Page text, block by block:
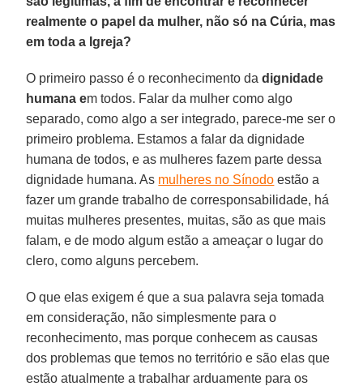
realmente o papel da mulher, não só na Cúria, mas
em toda a Igreja?
O primeiro passo é o reconhecimento dadignidade
humana em todos. Falar da mulher como algo
separado, como algo a ser integrado, parece-me ser o
primeiro problema. Estamos a falar da dignidade
humana de todos, e as mulheres fazem parte dessa
dignidade humana. As mulheres no Sínodo estão a
fazer um grande trabalho de corresponsabilidade, há
muitas mulheres presentes, muitas, são as que mais
falam, e de modo algum estão a ameaçar o lugar do
clero, como alguns percebem.
O que elas exigem é que a sua palavra seja tomada
em consideração, não simplesmente para o
reconhecimento, mas porque conhecem as causas
dos problemas que temos no território e são elas que
estão atualmente a trabalhar arduamente para os